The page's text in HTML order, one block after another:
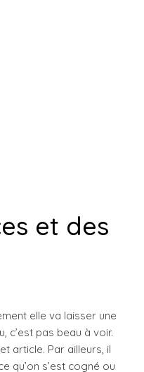
et des
elle va laisser une
c’est pas beau à voir.
article. Par ailleurs, il
qu’on s’est cogné ou